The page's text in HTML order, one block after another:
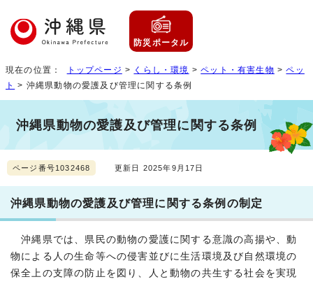
防災ポータル
現在の位置： トップページ > くらし・環境 >ペット・有害生物 >ペッ
ト > 沖縄県動物の愛護及び管理に関する条例
沖縄県動物の愛護及び管理に関する条例
ページ番号1032468 更新日 2025年9月17日
沖縄県動物の愛護及び管理に関する条例の制定
沖縄県では、県民の動物の愛護に関する意識の高揚や、動
物による人の生命等への侵害並びに生活環境及び自然環境の
保全上の支障の防止を図り、人と動物の共生する社会を実現